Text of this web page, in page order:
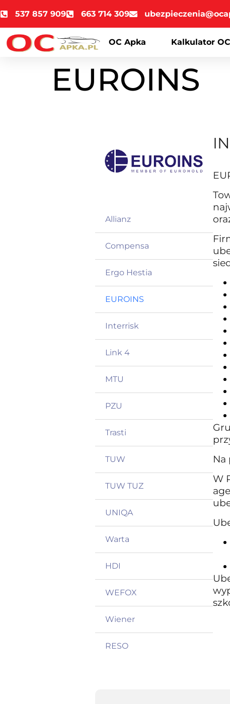
537 857 909 663 714 309
OC Apka Kalkulator
EUROINS
Allianz
Compensa
Ergo Hestia
EUROINS
Interrisk
Link 4
MTU
PZU
Trasti
TUW
TUW TUZ
UNIQA
Warta
HDI
WEFOX
Wiener
RESO
Na
W